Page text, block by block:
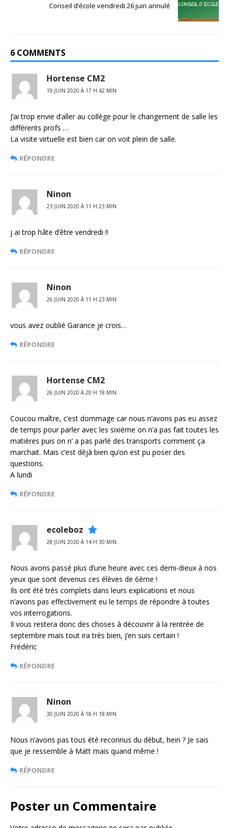
Conseil d’école vendredi 26 juin annulé
6 COMMENTS
Hortense CM2
19 JUIN 2020 À 17 H 42 MIN
J’ai trop envie d’aller au collège pour le changement de salle les
différents profs …
La visite virtuelle est bien car on voit plein de salle.
RÉPONDRE
Ninon
23 JUIN 2020 À 11 H 23 MIN
j ai trop hâte d’être vendredi ‼
RÉPONDRE
Ninon
26 JUIN 2020 À 11 H 23 MIN
vous avez oublié Garance je crois…
RÉPONDRE
Hortense CM2
26 JUIN 2020 À 20 H 18 MIN
Coucou maître, c’est dommage car nous n’avons pas eu assez
de temps pour parler avec les sixième on n’a pas fait toutes les
matières puis on n’ a pas parlé des transports comment ça
marchait. Mais c’est déjà bien qu’on est pu poser des
questions.
A lundi
RÉPONDRE
ecoleboz
28 JUIN 2020 À 14 H 30 MIN
Nous avons passé plus d’une heure avec ces demi-dieux à nos
yeux que sont devenus ces élèves de 6ème !
Ils ont été très complets dans leurs explications et nous
n’avons pas effectivement eu le temps de répondre à toutes
vos interrogations.
Il vous restera donc des choses à découvrir à la rentrée de
septembre mais tout ira très bien, j’en suis certain !
Frédéric
RÉPONDRE
Ninon
30 JUIN 2020 À 18 H 18 MIN
Nous n’avons pas tous été reconnus du début, hein ? Je sais
que je ressemble à Matt mais quand même !
RÉPONDRE
Poster un Commentaire